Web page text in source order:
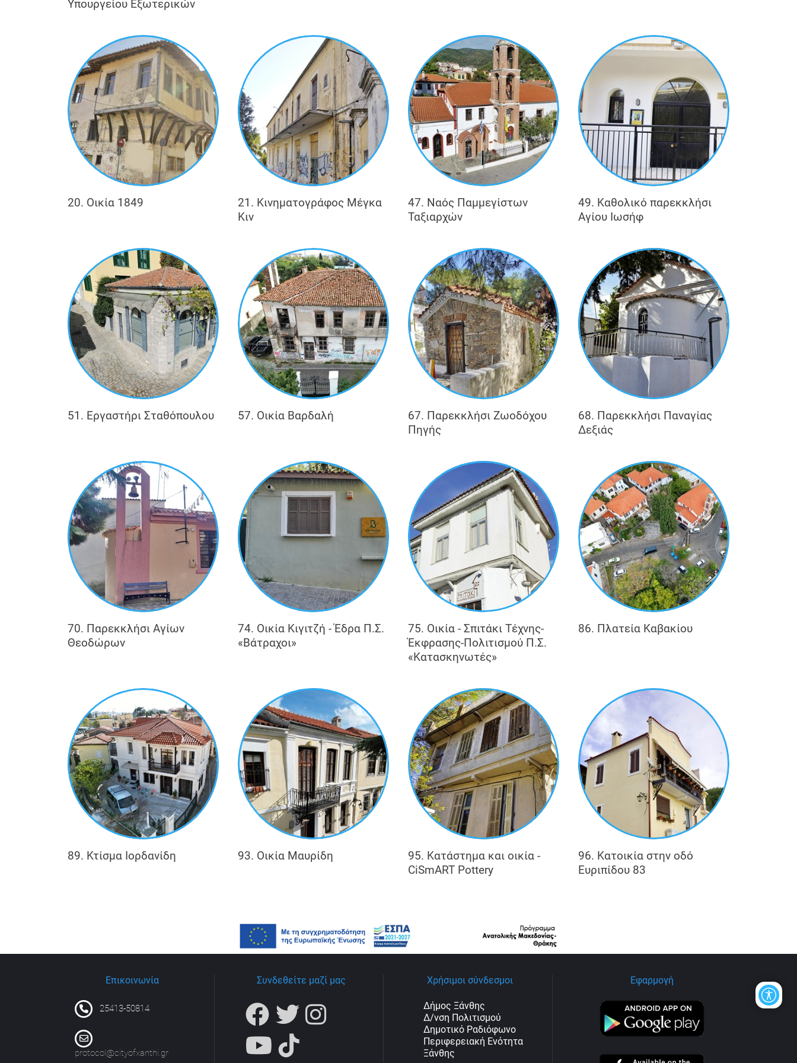
Υπουργείου Εξωτερικών
20. Οικία 1849
21. Κινηματογράφος Μέγκα
Κιν
47. Ναός Παμμεγίστων
Ταξιαρχών
49. Καθολικό παρεκκλήσι
Αγίου Ιωσήφ
51. Εργαστήρι Σταθόπουλου 57. Οικία Βαρδαλή
67. Παρεκκλήσι Ζωοδόχου
Πηγής
68. Παρεκκλήσι Παναγίας
Δεξιάς
70. Παρεκκλήσι Αγίων
Θεοδώρων
74. Οικία Κιγιτζή - Έδρα Π.Σ.
«Βάτραχοι»
75. Οικία - Σπιτάκι Τέχνης-
Έκφρασης-Πολιτισμού Π.Σ.
«Κατασκηνωτές»
86. Πλατεία Καβακίου
89. Κτίσμα Ιορδανίδη 93. Οικία Μαυρίδη
95. Κατάστημα και οικία -
CiSmART Pottery
96. Κατοικία στην οδό
Ευριπίδου 83
Επικοινωνία
25413-50814
protocol@cityofxanthi.gr
Συνδεθείτε μαζί μας Χρήσιμοι σύνδεσμοι
Δήμος Ξάνθης
Δ/νση Πολιτισμού
Δημοτικό Ραδιόφωνο
Περιφερειακή Ενότητα
Ξάνθης
Εφαρμογή